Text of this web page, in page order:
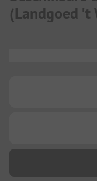
(Landgoed 't